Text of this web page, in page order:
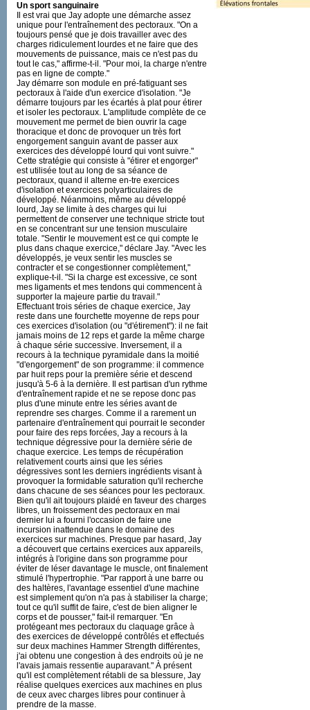
Un sport sanguinaire
Il est vrai que Jay adopte une démarche assez
unique pour l'entraînement des pectoraux. "On a
toujours pensé que je dois travailler avec des
charges ridiculement lourdes et ne faire que des
mouvements de puissance, mais ce n'est pas du
tout le cas," affirme-t-il. "Pour moi, la charge n'entre
pas en ligne de compte."
Jay démarre son module en pré-fatiguant ses
pectoraux à l'aide d'un exercice d'isolation. "Je
démarre toujours par les écartés à plat pour étirer
et isoler les pectoraux. L'amplitude complète de ce
mouvement me permet de bien ouvrir la cage
thoracique et donc de provoquer un très fort
engorgement sanguin avant de passer aux
exercices des développé lourd qui vont suivre."
Cette stratégie qui consiste à "étirer et engorger"
est utilisée tout au long de sa séance de
pectoraux, quand il alterne en-tre exercices
d'isolation et exercices polyarticulaires de
développé. Néanmoins, même au développé
lourd, Jay se limite à des charges qui lui
permettent de conserver une technique stricte tout
en se concentrant sur une tension musculaire
totale. "Sentir le mouvement est ce qui compte le
plus dans chaque exercice," déclare Jay. "Avec les
développés, je veux sentir les muscles se
contracter et se congestionner complètement,"
explique-t-il. "Si la charge est excessive, ce sont
mes ligaments et mes tendons qui commencent à
supporter la majeure partie du travail."
Effectuant trois séries de chaque exercice, Jay
reste dans une fourchette moyenne de reps pour
ces exercices d'isolation (ou "d'étirement"): il ne fait
jamais moins de 12 reps et garde la même charge
à chaque série successive. Inversement, il a
recours à la technique pyramidale dans la moitié
"d'engorgement" de son programme: il commence
par huit reps pour la première série et descend
jusqu'à 5-6 à la dernière. Il est partisan d'un rythme
d'entraînement rapide et ne se repose donc pas
plus d'une minute entre les séries avant de
reprendre ses charges. Comme il a rarement un
partenaire d'entraînement qui pourrait le seconder
pour faire des reps forcées, Jay a recours à la
technique dégressive pour la dernière série de
chaque exercice. Les temps de récupération
relativement courts ainsi que les séries
dégressives sont les derniers ingrédients visant à
provoquer la formidable saturation qu'il recherche
dans chacune de ses séances pour les pectoraux.
Bien qu'il ait toujours plaidé en faveur des charges
libres, un froissement des pectoraux en mai
dernier lui a fourni l'occasion de faire une
incursion inattendue dans le domaine des
exercices sur machines. Presque par hasard, Jay
a découvert que certains exercices aux appareils,
intégrés à l'origine dans son programme pour
éviter de léser davantage le muscle, ont finalement
stimulé l'hypertrophie. "Par rapport à une barre ou
des haltères, l'avantage essentiel d'une machine
est simplement qu'on n'a pas à stabiliser la charge;
tout ce qu'il suffit de faire, c'est de bien aligner le
corps et de pousser," fait-il remarquer. "En
protégeant mes pectoraux du claquage grâce à
des exercices de développé contrôlés et effectués
sur deux machines Hammer Strength différentes,
j'ai obtenu une congestion à des endroits où je ne
l'avais jamais ressentie auparavant." À présent
qu'il est complètement rétabli de sa blessure, Jay
réalise quelques exercices aux machines en plus
de ceux avec charges libres pour continuer à
prendre de la masse.